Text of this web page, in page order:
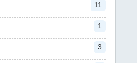
11
1
3